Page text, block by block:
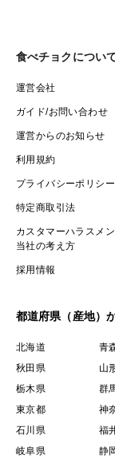
食べチョクについ
運営会社
ガイド/お問い合わせ
運営からのお知らせ
利用規約
プライバシーポリシー
特定商取引法
カスタマーハラスメ
当社の考え方
採用情報
都道府県（産地）
北海道 青
秋田県
山
栃木県
群
東京都
神
石川県
福
岐阜県
静